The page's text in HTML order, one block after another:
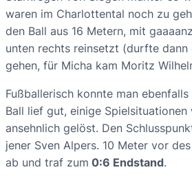
waren im Charlottental noch zu
den Ball aus 16 Metern, mit
unten rechts reinsetzt (durfte dann
gehen, für Micha kam Moritz
Fußballerisch konnte man
Ball lief gut, einige Spielsituationen
ansehnlich gelöst. Den
jener Sven Alpers. 10 Meter vor
ab und traf zum 0:6 Endstand.